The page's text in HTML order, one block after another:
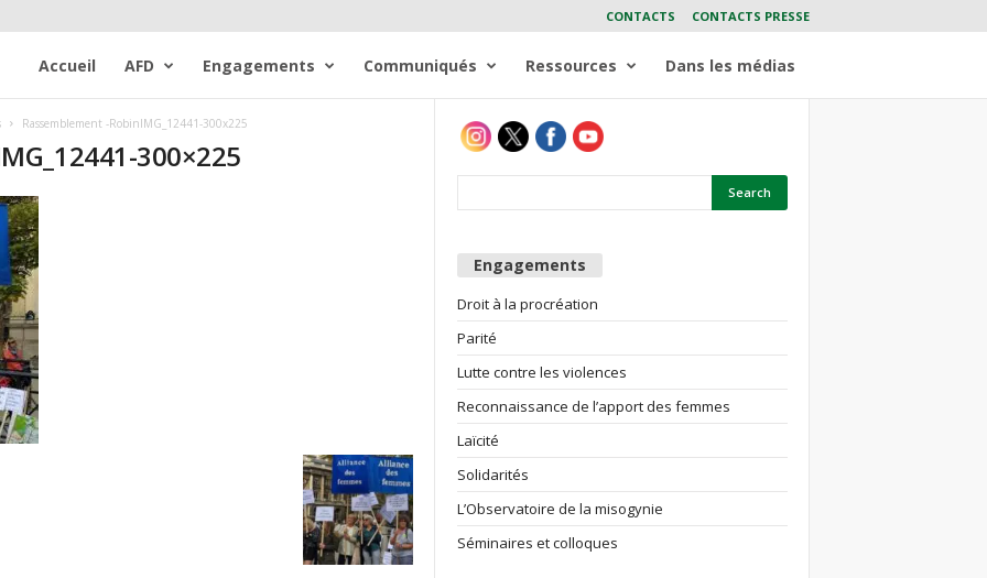
CONTACTS CONTACTS PRESSE
Accueil AFD Engagements Communiqués Ressources Dans les médias
Rassemblement -RobinIMG_12441-300x225
300×225
Engagements
Droit à la procréation
Parité
Lutte contre les violences
Reconnaissance de l’apport des femmes
Laïcité
Solidarités
L’Observatoire de la misogynie
Séminaires et colloques